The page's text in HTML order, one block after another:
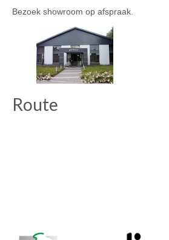
Bezoek showroom op afspraak.
Route